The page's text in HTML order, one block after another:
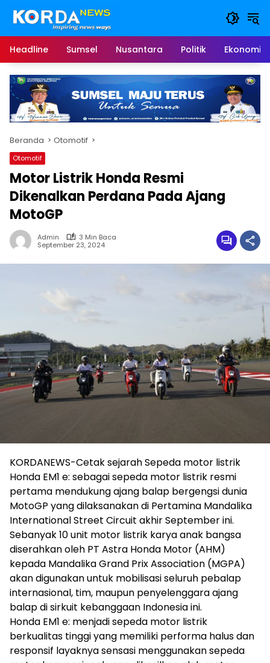
Headline
Sumsel Nusantara Politik Ekonomi
Beranda Otomotif
Otomotif
Motor Listrik Honda Resmi
Dikenalkan Perdana Pada Ajang
MotoGP
Admin
3 Min Baca
September 23, 2024
KORDANEWS-Cetak sejarah Sepeda motor listrik
Honda EM1 e: sebagai sepeda motor listrik resmi
pertama mendukung ajang balap bergengsi dunia
MotoGP yang dilaksanakan di Pertamina Mandalika
International Street Circuit akhir September ini.
Sebanyak 10 unit motor listrik karya anak bangsa
diserahkan oleh PT Astra Honda Motor (AHM)
kepada Mandalika Grand Prix Association (MGPA)
akan digunakan untuk mobilisasi seluruh pebalap
internasional, tim, maupun penyelenggara ajang
balap di sirkuit kebanggaan Indonesia ini.
Honda EM1 e: menjadi sepeda motor listrik
berkualitas tinggi yang memiliki performa halus dan
responsif layaknya sensasi menggunakan sepeda